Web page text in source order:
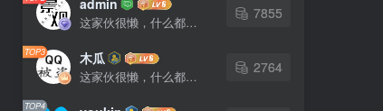
admin
这家伙很懒，什么都没有写...
7855
TOP3 木瓜
这家伙很懒，什么都没有写...
2764
TOP4